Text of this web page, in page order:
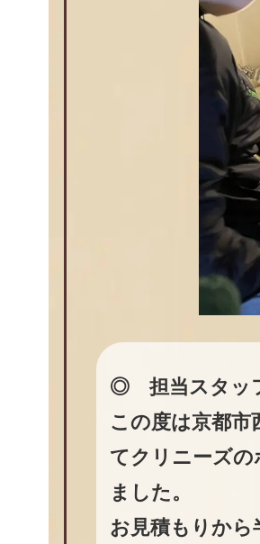
◎ 担当スタッ
この度は京都市
てクリニーズの
ました。
お見積もりから